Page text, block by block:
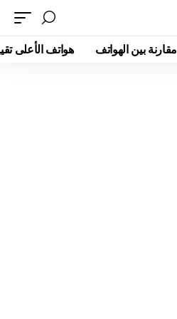
مقارنة بين الهواتف هواتف الأعلى